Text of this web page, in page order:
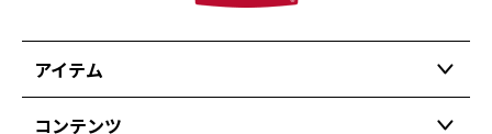
アイテム
コンテンツ